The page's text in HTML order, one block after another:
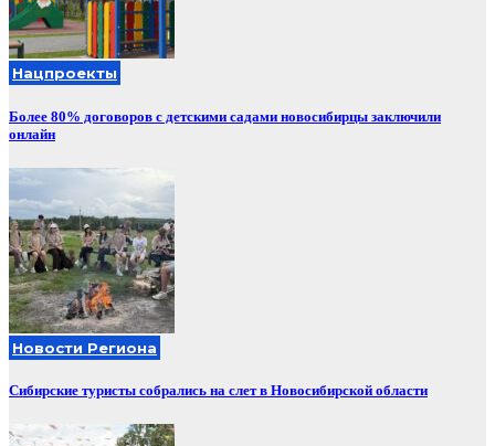
Нацпроекты
Более 80% договоров с детскими садами новосибирцы заключили
онлайн
Новости Региона
Сибирские туристы собрались на слет в Новосибирской области